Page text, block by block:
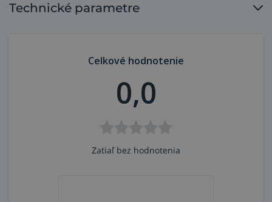
Technické parametre
Celkové hodnotenie
0,0
Zatiaľ bez hodnotenia